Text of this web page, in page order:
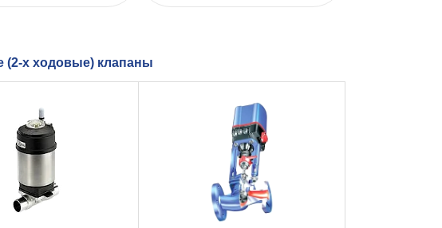
х ходовые) клапаны